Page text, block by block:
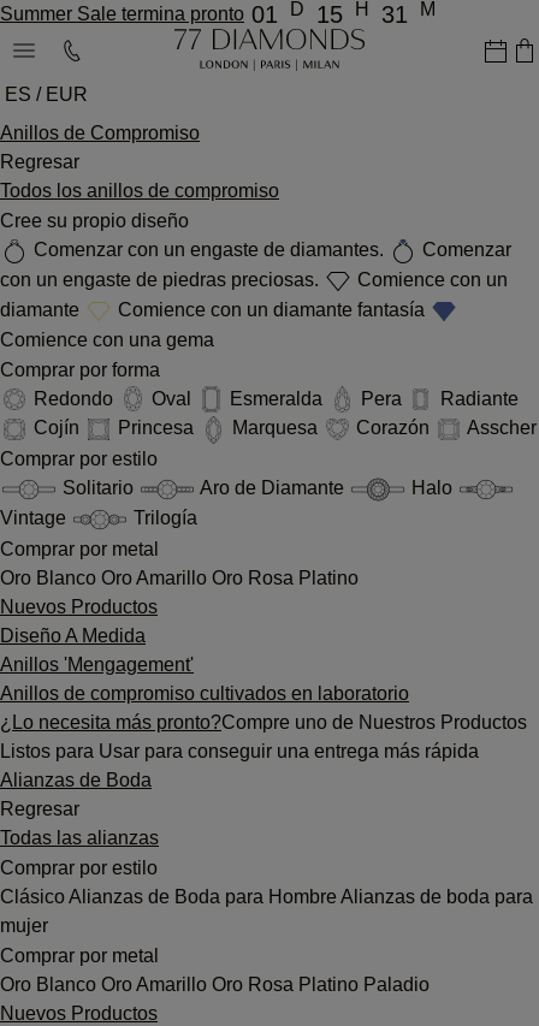
Summer Sale termina pronto 01 D 15 H 31 M
ES / EUR
Anillos de Compromiso
Regresar
Todos los anillos de compromiso
Cree su propio diseño
Comenzar con un engaste de diamantes.
Comenzar
con un engaste de piedras preciosas.
Comience con un
diamante
Comience con un diamante fantasía
Comience con una gema
Comprar por forma
Redondo
Oval Esmeralda Pera
Radiante
Cojín
Princesa Marquesa Corazón
Asscher
Comprar por estilo
Solitario
Aro de Diamante
Halo
Vintage
Trilogía
Comprar por metal
Oro Blanco Oro Amarillo Oro Rosa Platino
Nuevos Productos
Diseño A Medida
Anillos 'Mengagement'
Anillos de compromiso cultivados en laboratorio
¿Lo necesita más pronto?Compre uno de Nuestros Productos
Listos para Usar para conseguir una entrega más rápida
Alianzas de Boda
Regresar
Todas las alianzas
Comprar por estilo
ClásicoAlianzas de Boda para Hombre Alianzas de boda para
mujer
Comprar por metal
Oro Blanco Oro Amarillo Oro Rosa Platino Paladio
Nuevos Productos